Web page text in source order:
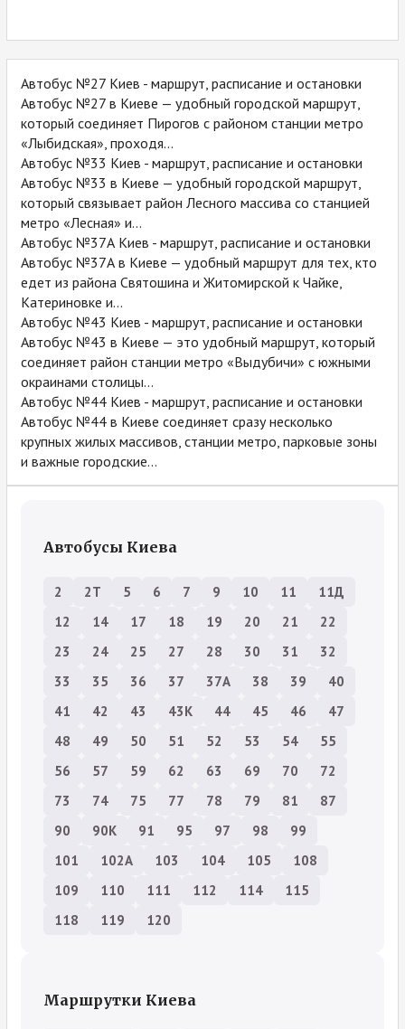
Автобус №27 Киев - маршрут, расписание и остановки
Автобус №27 в Киеве — удобный городской маршрут,
который соединяет Пирогов с районом станции метро
«Лыбидская», проходя...
Автобус №33 Киев - маршрут, расписание и остановки
Автобус №33 в Киеве — удобный городской маршрут,
который связывает район Лесного массива со станцией
метро «Лесная» и...
Автобус №37А Киев - маршрут, расписание и остановки
Автобус №37А в Киеве — удобный маршрут для тех, кто
едет из района Святошина и Житомирской к Чайке,
Катериновке и...
Автобус №43 Киев - маршрут, расписание и остановки
Автобус №43 в Киеве — это удобный маршрут, который
соединяет район станции метро «Выдубичи» с южными
окраинами столицы...
Автобус №44 Киев - маршрут, расписание и остановки
Автобус №44 в Киеве соединяет сразу несколько
крупных жилых массивов, станции метро, парковые зоны
и важные городские...
Автобусы Киева
2 2Т 5 6 7 9 10 11
11Д
12
14 17 18 19 20 21
22
23
24 25 27 28 30 31
32
33
35 36 37 37А 38 39
40
41
42 43 43К 44 45 46
47
48
49 50 51 52 53 54
55
56
57 59 62 63 69 70
72
73
74 75 77 78 79 81
87
90
90К 91 95 97 98
99
101
102А 103 104 105
108
109
110 111 112 114
115
118
119 120
Маршрутки Киева